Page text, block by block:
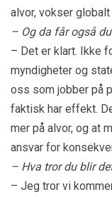
alvor, vokser
– Og da får også
– Det er klart. Ikke
myndigheter og
oss som jobber på
faktisk har effekt.
mer på alvor, og at
ansvar for
– Hva tror du blir
– Jeg tror vi